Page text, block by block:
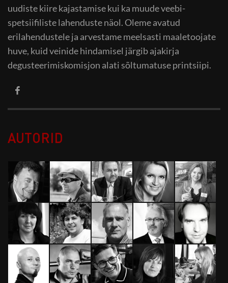
uudiste kiire kajastamise kui ka muude veebi-
spetsiifiliste lahenduste näol. Oleme avatud
erilahendustele ja arvestame meelsasti maaletoojate
huve, kuid veinide hindamisel järgib ajakirja
degusteerimiskomisjon alati sõltumatuse printsiipi.
AUTORID